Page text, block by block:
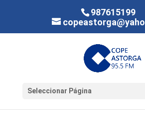
987615199
Seleccionar Página